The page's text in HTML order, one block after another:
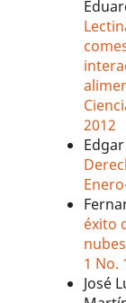
2012
éxito
1 No.
José